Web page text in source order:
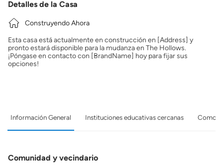
Detalles de la Casa
Construyendo Ahora
Esta casa está actualmente en construcción en [Address] y
pronto estará disponible para la mudanza en The Hollows.
¡Póngase en contacto con [BrandName] hoy para fijar sus
opciones!
Información General Instituciones educativas cercanas
Comunidad y vecindario